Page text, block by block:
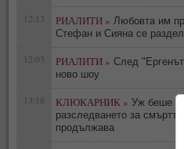
12:13 РИАЛИТИ » Любовта им
Стефан и Сияна се
12:03 РИАЛИТИ » След
ново шоу
13:18 КЛЮКАРНИК » Уж беше
разследването за
продължава